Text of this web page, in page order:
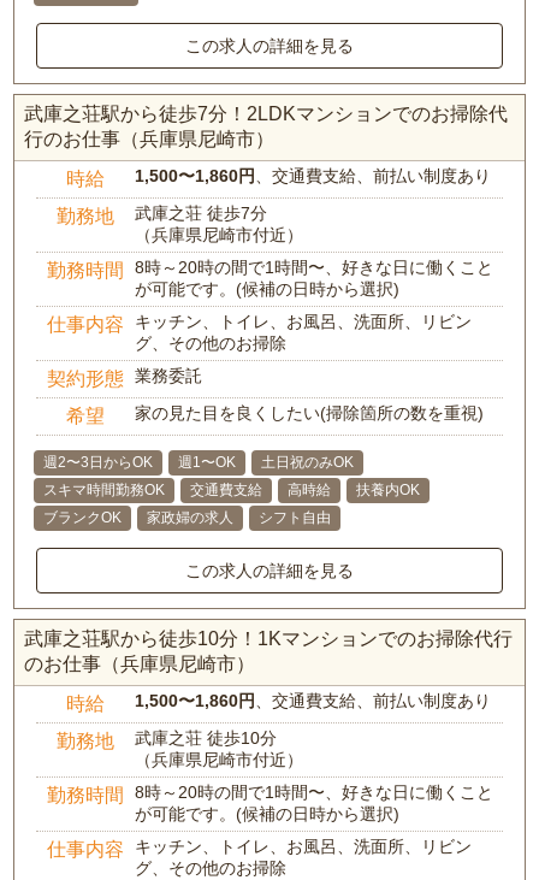
この求人の詳細を見る
武庫之荘駅から徒歩7分！2LDKマンションでのお掃除代
行のお仕事（兵庫県尼崎市）
時給 1,500〜1,860円、交通費支給、前払い制度あり
勤務地
武庫之荘 徒歩7分
（兵庫県尼崎市付近）
勤務時間
8時～20時の間で1時間〜、好きな日に働くこと
が可能です。(候補の日時から選択)
仕事内容
キッチン、トイレ、お風呂、洗面所、リビン
グ、その他のお掃除
契約形態 業務委託
希望 家の見た目を良くしたい(掃除箇所の数を重視)
週2〜3日からOK 週1〜OK
土日祝のみOK
スキマ時間勤務OK
交通費支給 高時給
扶養内OK
ブランクOK
家政婦の求人 シフト自由
この求人の詳細を見る
武庫之荘駅から徒歩10分！1Kマンションでのお掃除代行
のお仕事（兵庫県尼崎市）
時給 1,500〜1,860円、交通費支給、前払い制度あり
勤務地
武庫之荘 徒歩10分
（兵庫県尼崎市付近）
勤務時間
8時～20時の間で1時間〜、好きな日に働くこと
が可能です。(候補の日時から選択)
仕事内容
キッチン、トイレ、お風呂、洗面所、リビン
グ、その他のお掃除